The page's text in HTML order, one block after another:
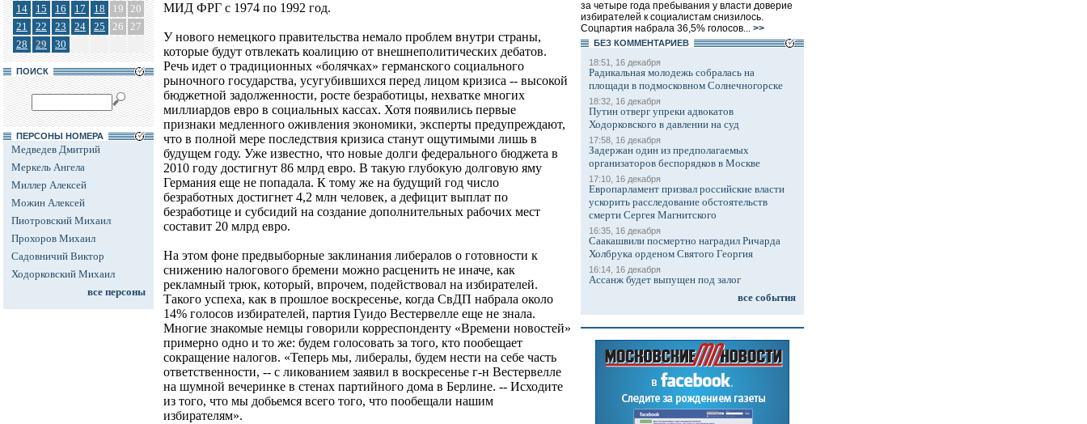
14
15 16 17 18 19 20
21
22 23 24 25 26 27
28
29 30
ПОИСК
ПЕРСОНЫ НОМЕРА
Медведев Дмитрий
Меркель Ангела
Миллер Алексей
Можин Алексей
Пиотровский Михаил
Прохоров Михаил
Садовничий Виктор
Ходорковский Михаил
все персоны
МИД ФРГ с 1974 по 1992 год.
У нового немецкого правительства немало проблем внутри страны,
которые будут отвлекать коалицию от внешнеполитических дебатов.
Речь идет о традиционных «болячках» германского социального
рыночного государства, усугубившихся перед лицом кризиса -- высокой
бюджетной задолженности, росте безработицы, нехватке многих
миллиардов евро в социальных кассах. Хотя появились первые
признаки медленного оживления экономики, эксперты предупреждают,
что в полной мере последствия кризиса станут ощутимыми лишь в
будущем году. Уже известно, что новые долги федерального бюджета в
2010 году достигнут 86 млрд евро. В такую глубокую долговую яму
Германия еще не попадала. К тому же на будущий год число
безработных достигнет 4,2 млн человек, а дефицит выплат по
безработице и субсидий на создание дополнительных рабочих мест
составит 20 млрд евро.
На этом фоне предвыборные заклинания либералов о готовности к
снижению налогового бремени можно расценить не иначе, как
рекламный трюк, который, впрочем, подействовал на избирателей.
Такого успеха, как в прошлое воскресенье, когда СвДП набрала около
14% голосов избирателей, партия Гуидо Вестервелле еще не знала.
Многие знакомые немцы говорили корреспонденту «Времени новостей»
примерно одно и то же: будем голосовать за того, кто пообещает
сокращение налогов. «Теперь мы, либералы, будем нести на себе часть
ответственности, -- с ликованием заявил в воскресенье г-н Вестервелле
на шумной вечеринке в стенах партийного дома в Берлине. -- Исходите
из того, что мы добьемся всего того, что пообещали нашим
избирателям».
за четыре года пребывания у власти доверие
избирателей к социалистам cнизилось.
Соцпартия набрала 36,5% голосов... >>
БЕЗ КОМMЕНТАРИЕВ
18:51, 16 декабря
Радикальная молодежь собралась на
площади в подмосковном Солнечногорске
18:32, 16 декабря
Путин отверг упреки адвокатов
Ходорковского в давлении на суд
17:58, 16 декабря
Задержан один из предполагаемых
организаторов беспорядков в Москве
17:10, 16 декабря
Европарламент призвал российские власти
ускорить расследование обстоятельств
смерти Сергея Магнитского
16:35, 16 декабря
Саакашвили посмертно наградил Ричарда
Холбрука орденом Святого Георгия
16:14, 16 декабря
Ассанж будет выпущен под залог
все события